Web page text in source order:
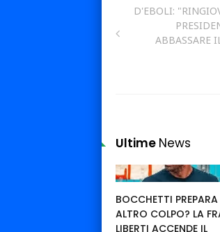
D'EBOLI:
ABBASSARE
Ultime News
BOCCHETTI
ALTRO COLPO? LA
LIBERTI ACCENDE IL